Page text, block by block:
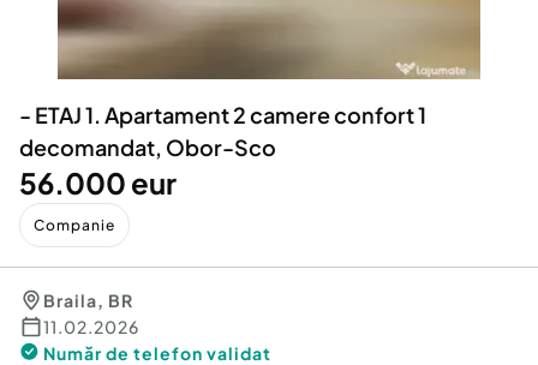
- ETAJ 1. Apartament 2 camere confort 1
decomandat, Obor-Sco
56.000 eur
Companie
Braila, BR
11.02.2026
Număr de telefon validat